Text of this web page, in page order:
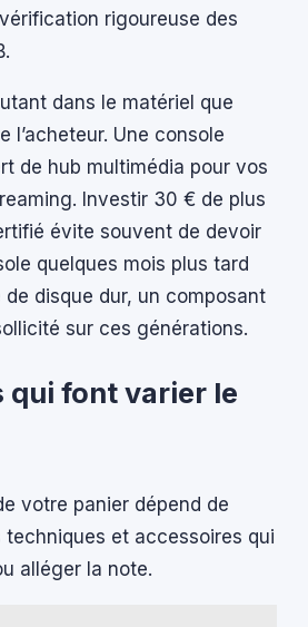
rigoureuse des
dans le matériel que
l’acheteur. Une console
de hub multimédia pour vos
Investir 30 € de plus
évite souvent de devoir
quelques mois plus tard
disque dur, un composant
sur ces générations.
qui font varier le
votre panier dépend de
et accessoires qui
alléger la note.